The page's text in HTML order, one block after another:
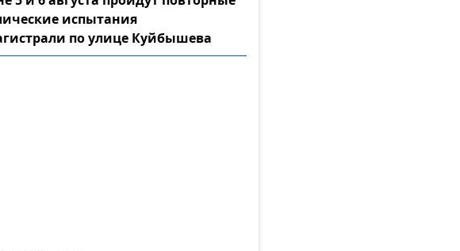
испытания
по улице Куйбышева